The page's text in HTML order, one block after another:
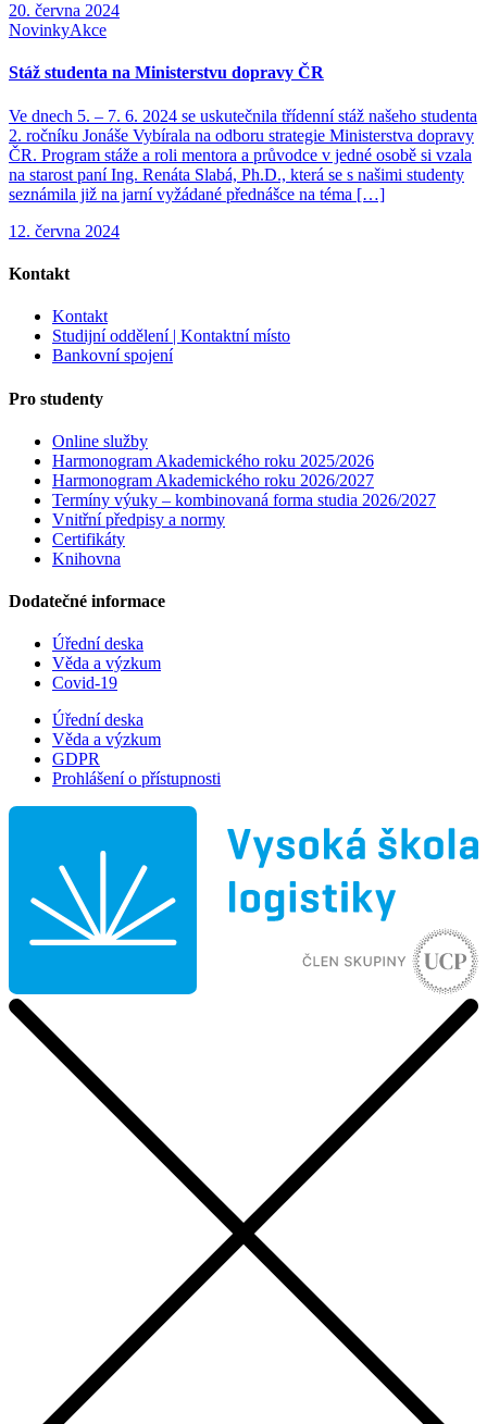
20. června 2024
NovinkyAkce
Stáž studenta na Ministerstvu dopravy ČR
Ve dnech 5. – 7. 6. 2024 se uskutečnila třídenní stáž našeho studenta
2. ročníku Jonáše Vybírala na odboru strategie Ministerstva dopravy
ČR. Program stáže a roli mentora a průvodce v jedné osobě si vzala
na starost paní Ing. Renáta Slabá, Ph.D., která se s našimi studenty
seznámila již na jarní vyžádané přednášce na téma […]
12. června 2024
Kontakt
Kontakt
Studijní oddělení | Kontaktní místo
Bankovní spojení
Pro studenty
Online služby
Harmonogram Akademického roku 2025/2026
Harmonogram Akademického roku 2026/2027
Termíny výuky – kombinovaná forma studia 2026/2027
Vnitřní předpisy a normy
Certifikáty
Knihovna
Dodatečné informace
Úřední deska
Věda a výzkum
Covid-19
Úřední deska
Věda a výzkum
GDPR
Prohlášení o přístupnosti